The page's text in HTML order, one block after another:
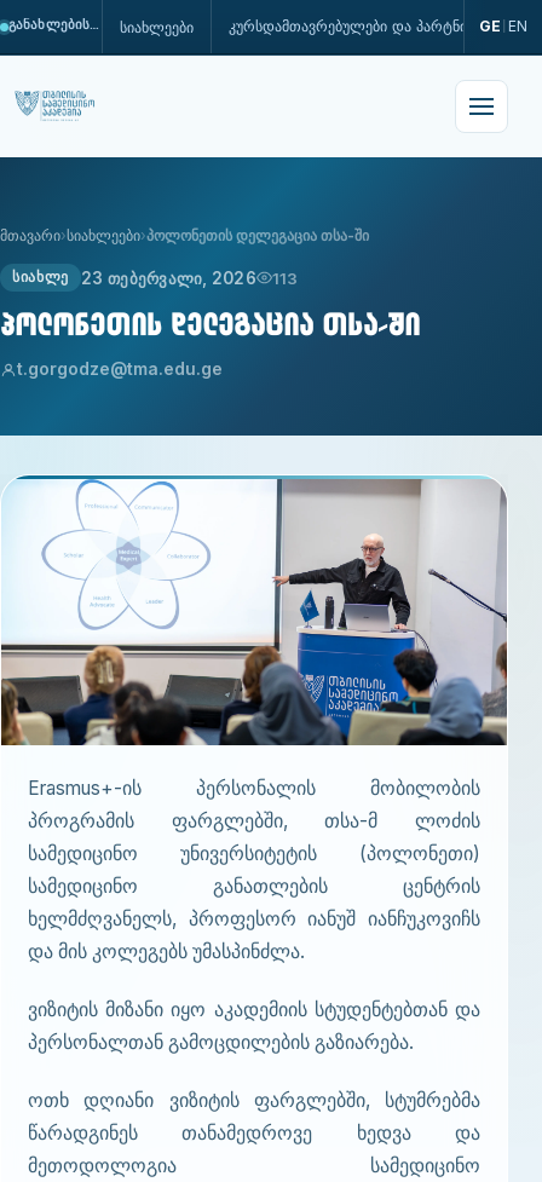
განახლების პროცესშია სიახლეები კურსდამთავრებულები და პარტნიორები
GE EN
მთავარი სიახლეები პოლონეთის დელეგაცია თსა-ში
ᲡᲘᲐᲮᲚᲔ 23 თებერვალი, 2026 113
პოლონეთის დელეგაცია თსა-ში
t.gorgodze@tma.edu.ge
Erasmus+-ის პერსონალის მობილობის
პროგრამის ფარგლებში, თსა-მ ლოძის
სამედიცინო უნივერსიტეტის (პოლონეთი)
სამედიცინო განათლების ცენტრის
ხელმძღვანელს, პროფესორ იანუშ იანჩუკოვიჩს
და მის კოლეგებს უმასპინძლა.
ვიზიტის მიზანი იყო აკადემიის სტუდენტებთან და
პერსონალთან გამოცდილების გაზიარება.
ოთხ დღიანი ვიზიტის ფარგლებში, სტუმრებმა
წარადგინეს თანამედროვე ხედვა და
მეთოდოლოგია სამედიცინო